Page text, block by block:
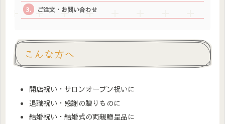
ご注文・お問い合わせ
こんな方へ
開店祝い・サロンオープン祝いに
退職祝い・感謝の贈りものに
結婚祝い・結婚式の両親贈呈品に